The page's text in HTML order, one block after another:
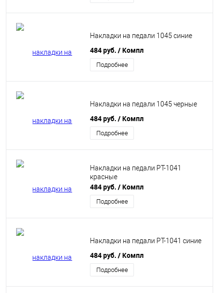
Накладки на педали 1045 синие
484 руб. / Компл
Подробнее
Накладки на педали 1045 черные
484 руб. / Компл
Подробнее
Накладки на педали PT-1041
красные
484 руб. / Компл
Подробнее
Накладки на педали PT-1041 синие
484 руб. / Компл
Подробнее